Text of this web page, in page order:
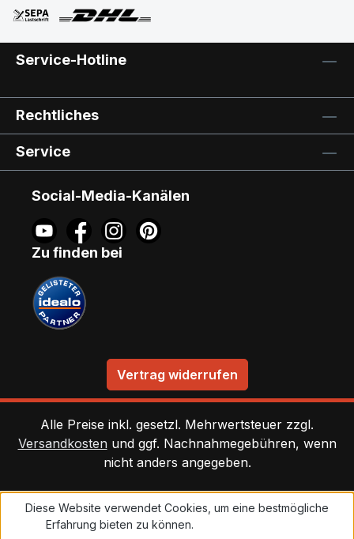
Service-Hotline
Rechtliches
Service
Social-Media-Kanälen
Zu finden bei
Vertrag widerrufen
Alle Preise inkl. gesetzl. Mehrwertsteuer zzgl.
Versandkosten und ggf. Nachnahmegebühren, wenn
nicht anders angegeben.
Diese Website verwendet Cookies, um eine bestmögliche
Erfahrung bieten zu können.